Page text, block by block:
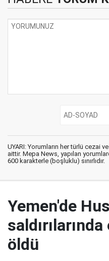
UYARI: Yorumların her türlü cezai
aittir. Mepa News, yapılan
600 karakterle (boşluklu) sınırlıdır.
Yemen'de
öldü